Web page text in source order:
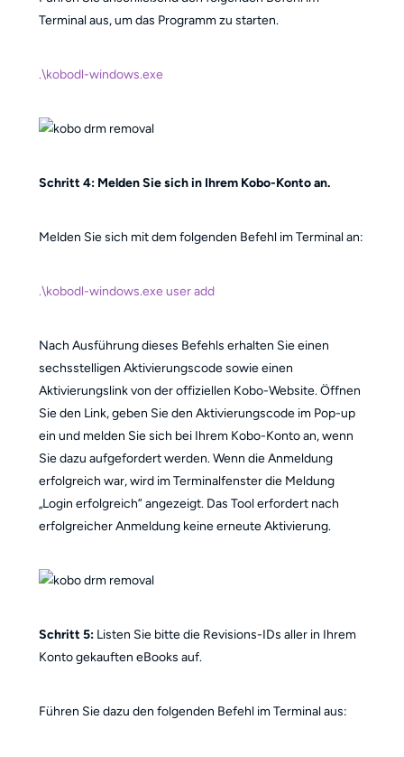
Terminal aus, um das Programm zu starten.
.\kobodl-windows.exe
Schritt 4: Melden Sie sich in Ihrem Kobo-Konto an.
Melden Sie sich mit dem folgenden Befehl im Terminal an:
.\kobodl-windows.exe user add
Nach Ausführung dieses Befehls erhalten Sie einen
sechsstelligen Aktivierungscode sowie einen
Aktivierungslink von der offiziellen Kobo-Website. Öffnen
Sie den Link, geben Sie den Aktivierungscode im Pop-up
ein und melden Sie sich bei Ihrem Kobo-Konto an, wenn
Sie dazu aufgefordert werden. Wenn die Anmeldung
erfolgreich war, wird im Terminalfenster die Meldung
„Login erfolgreich” angezeigt. Das Tool erfordert nach
erfolgreicher Anmeldung keine erneute Aktivierung.
Schritt 5:Listen Sie bitte die Revisions-IDs aller in Ihrem
Konto gekauften eBooks auf.
Führen Sie dazu den folgenden Befehl im Terminal aus: